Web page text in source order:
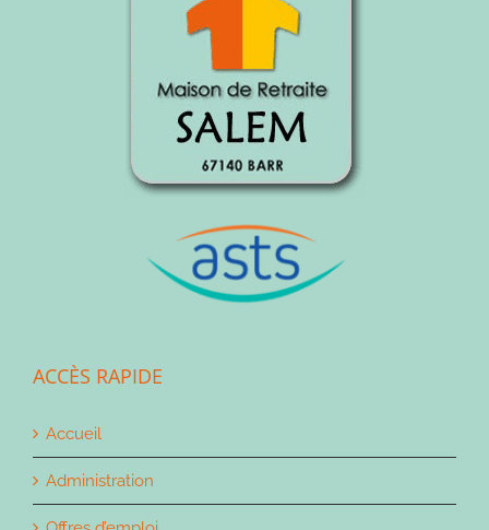
ACCÈS RAPIDE
Accueil
Administration